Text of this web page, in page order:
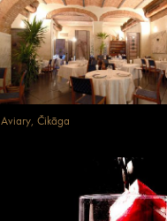
Aviary, Čikāga